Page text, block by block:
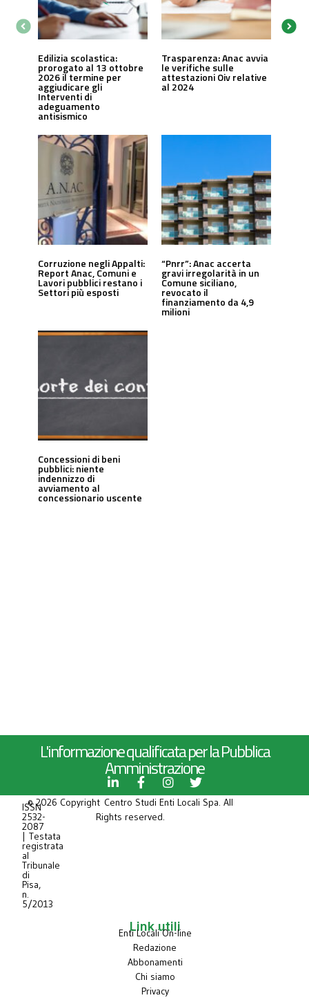
Edilizia scolastica:
prorogato al 13 ottobre
2026 il termine per
aggiudicare gli
Interventi di
adeguamento
antisismico
Trasparenza: Anac avvia
le verifiche sulle
attestazioni Oiv relative
al 2024
Corruzione negli Appalti:
Report Anac, Comuni e
Lavori pubblici restano i
Settori più esposti
“Pnrr”: Anac accerta
gravi irregolarità in un
Comune siciliano,
revocato il
finanziamento da 4,9
milioni
Concessioni di beni
pubblici: niente
indennizzo di
avviamento al
concessionario uscente
L'informazione qualificata per la Pubblica
Amministrazione
ISSN
2532-
2087
| Testata
registrata
al
Tribunale
di
Pisa,
n.
5/2013
© 2026 Copyright Centro Studi Enti Locali Spa. All
Rights reserved.
Link utili
Enti Locali On-line
Redazione
Abbonamenti
Chi siamo
Privacy